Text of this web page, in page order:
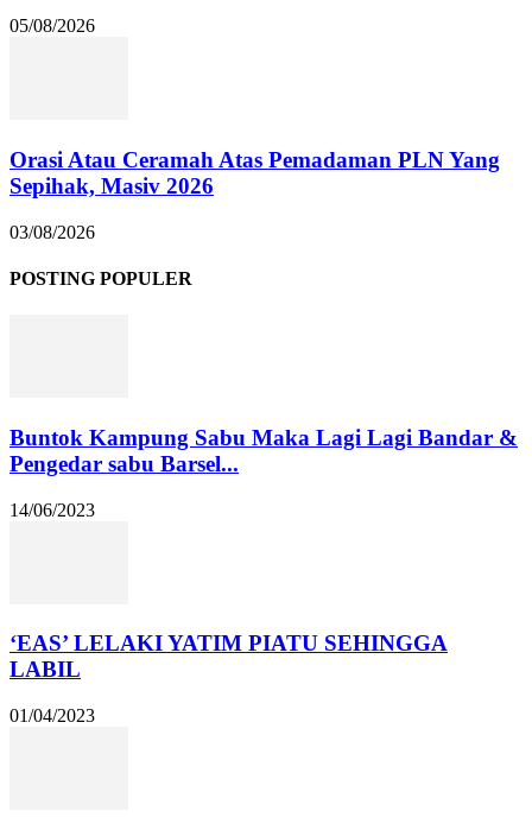
05/08/2026
Orasi Atau Ceramah Atas Pemadaman PLN Yang
Sepihak, Masiv 2026
03/08/2026
POSTING POPULER
Buntok Kampung Sabu Maka Lagi Lagi Bandar &
Pengedar sabu Barsel...
14/06/2023
‘EAS’ LELAKI YATIM PIATU SEHINGGA
LABIL
01/04/2023